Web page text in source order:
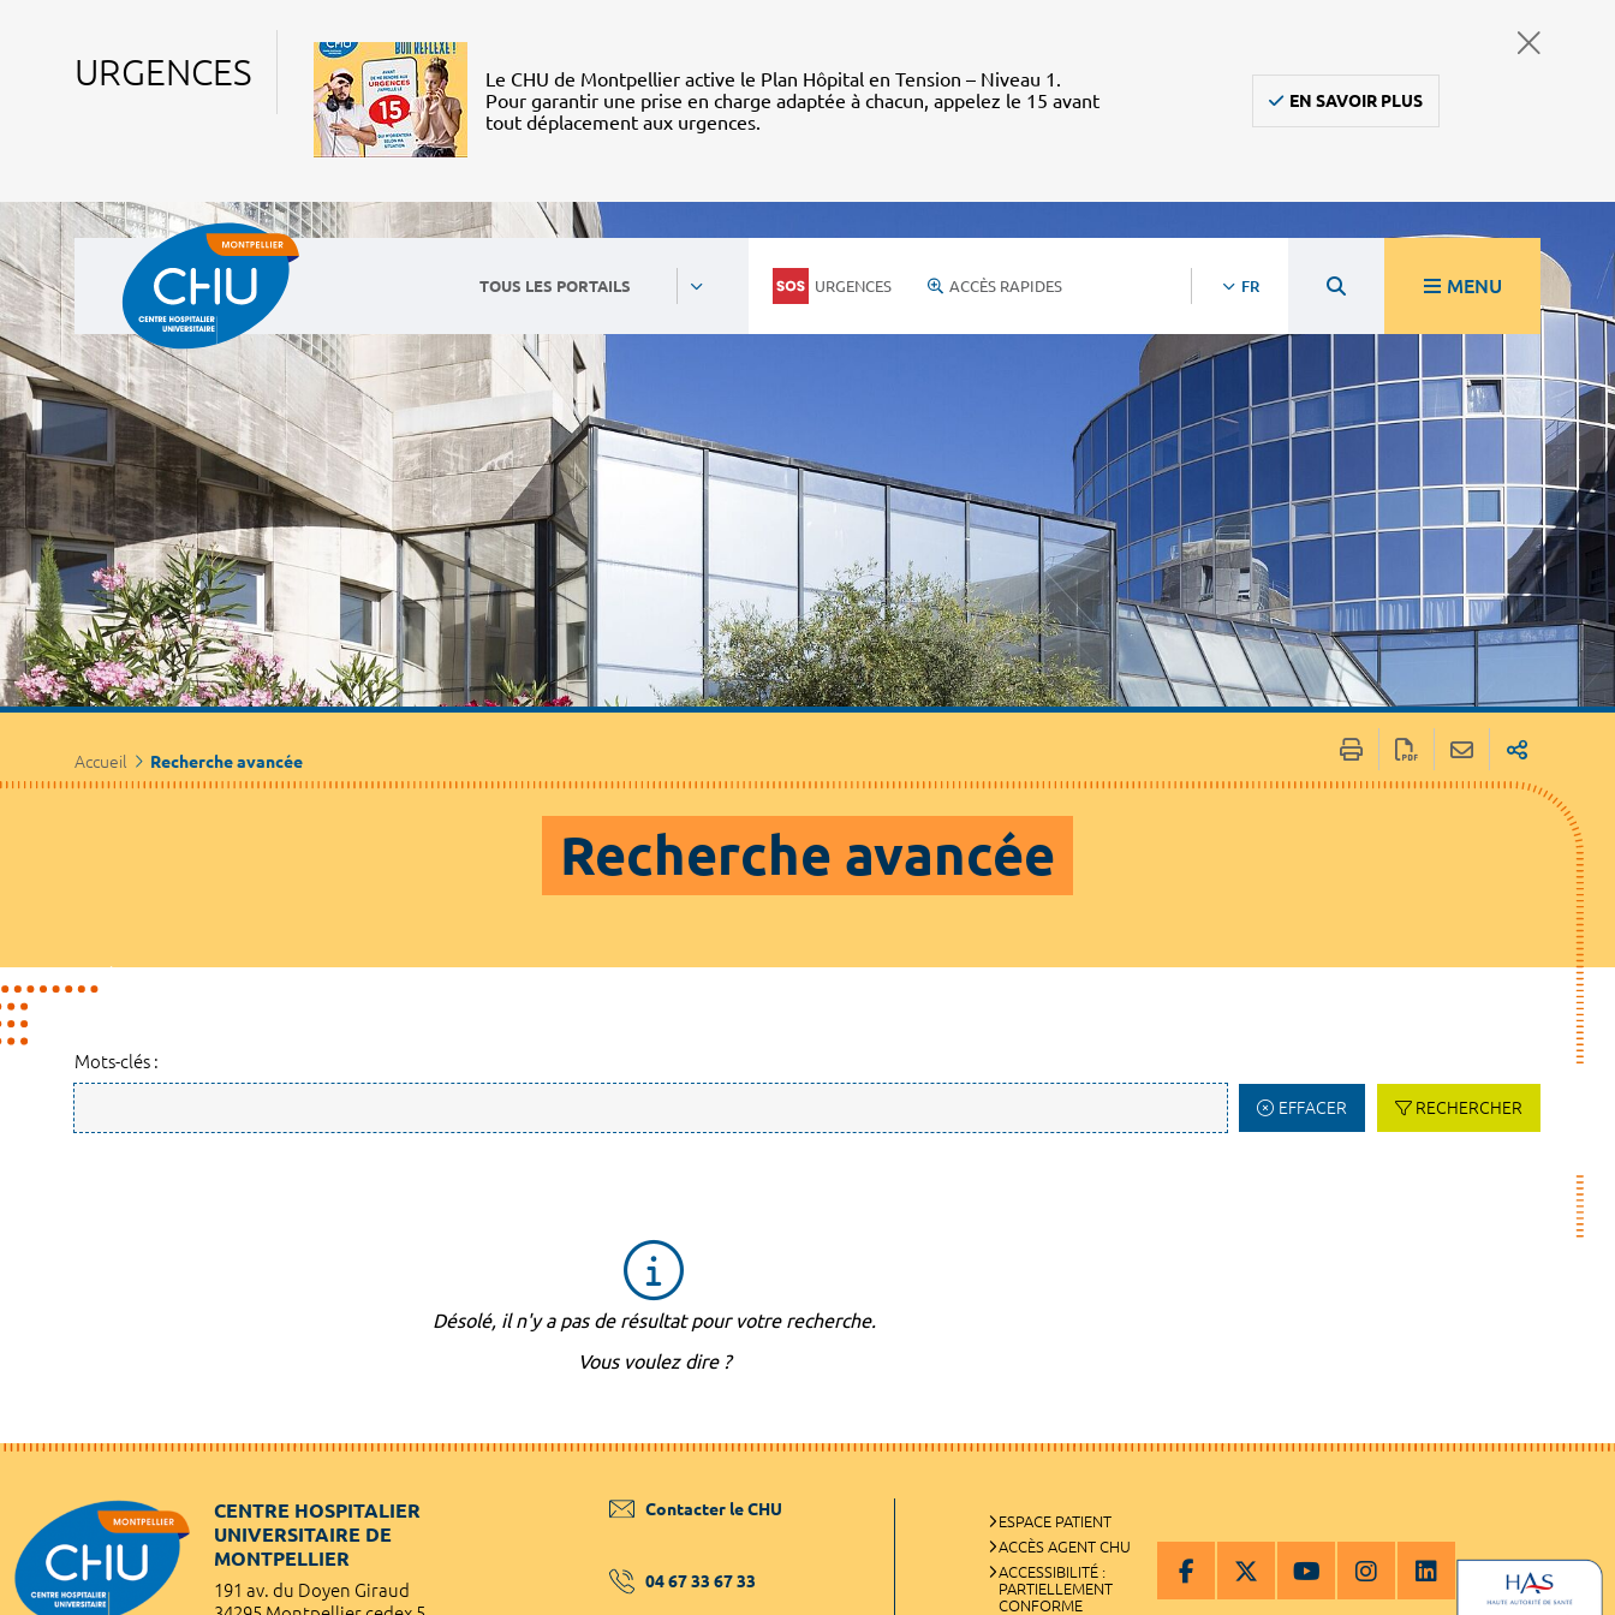
URGENCES
Le CHU de Montpellier active le Plan Hôpital en Tension – Niveau 1.
Pour garantir une prise en charge adaptée à chacun, appelez le 15 avant
tout déplacement aux urgences.
EN SAVOIR PLUS
TOUS LES PORTAILS URGENCES ACCÈS RAPIDES FR MENU
Accueil Recherche avancée
Recherche avancée
Mots-clés :
EFFACER RECHERCHER
Désolé, il n'y a pas de résultat pour votre recherche.
Vous voulez dire ?
CENTRE HOSPITALIER
UNIVERSITAIRE DE
MONTPELLIER
191 av. du Doyen Giraud
Contacter le CHU
04 67 33 67 33
ESPACE PATIENT
ACCÈS AGENT CHU
ACCESSIBILITÉ :
PARTIELLEMENT
CONFORME